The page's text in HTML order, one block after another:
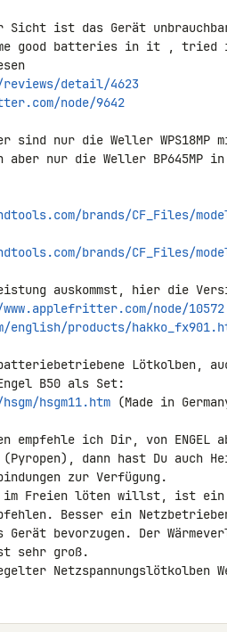
Sicht ist das Gerät
good batteries in it ,
reviews/detail/4623
node/9642
sind nur die Weller WPS18MP
aber nur die Weller BP645MP
brands/CF_Files/
brands/CF_Files/
auskommst, hier die
node/10572
english/products/
Lötkolben,
hsgm11.htm (Made in
empfehle ich Dir, von ENGEL
(Pyropen), dann hast Du auch
zur Verfügung.
im Freien löten willst, ist
Besser ein
Gerät bevorzugen. Der
sehr groß.
Netzspannungslötkolben